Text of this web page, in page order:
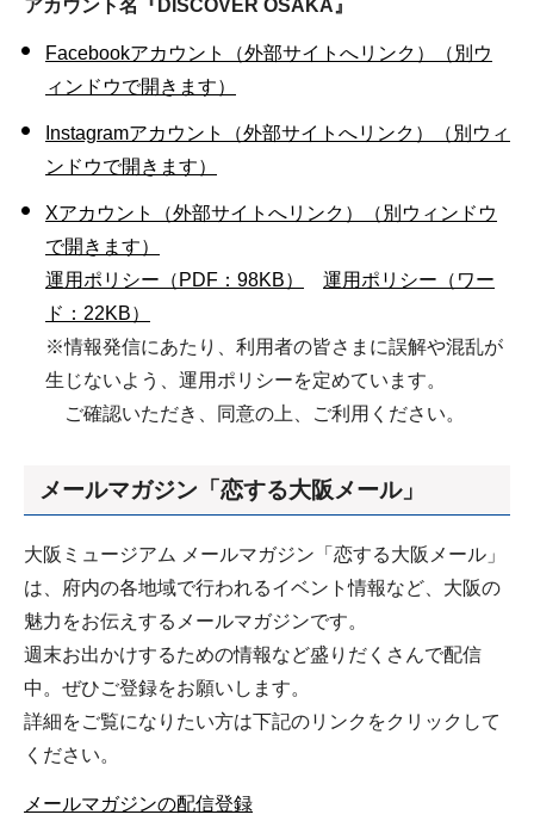
アカウント名『DISCOVER OSAKA』
Facebookアカウント（外部サイトへリンク）（別ウ
ィンドウで開きます）
Instagramアカウント（外部サイトへリンク）（別ウィ
ンドウで開きます）
Xアカウント（外部サイトへリンク）（別ウィンドウ
で開きます）
運用ポリシー（PDF：98KB）
運用ポリシー（ワー
ド：22KB）
※情報発信にあたり、利用者の皆さまに誤解や混乱が
生じないよう、運用ポリシーを定めています。
ご確認いただき、同意の上、ご利用ください。
メールマガジン「恋する大阪メール」
大阪ミュージアム メールマガジン「恋する大阪メール」
は、府内の各地域で行われるイベント情報など、大阪の
魅力をお伝えするメールマガジンです。
週末お出かけするための情報など盛りだくさんで配信
中。ぜひご登録をお願いします。
詳細をご覧になりたい方は下記のリンクをクリックして
ください。
メールマガジンの配信登録